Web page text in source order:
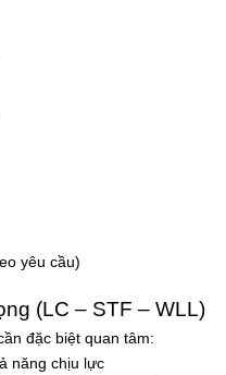
yêu cầu)
(LC – STF – WLL)
đặc biệt quan tâm:
năng chịu lực